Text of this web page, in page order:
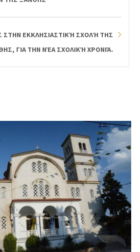
ΣΤΗΝ ΕΚΚΛΗΣΙΑΣΤΙΚΉ ΣΧΟΛΉ ΤΗΣ
ΓΙΑ ΤΗΝ ΝΈΑ ΣΧΟΛΙΚΉ ΧΡΟΝΙΆ.